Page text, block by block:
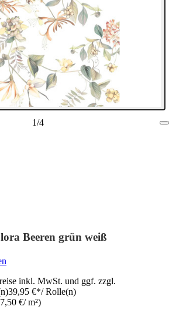
1/4
Beeren grün weiß
inkl. MwSt. und ggf. zzgl.
39,95 €*/ Rolle(n)
7,50 €/ m²)